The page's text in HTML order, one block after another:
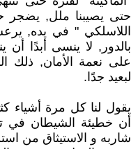
حتى يصيبنا ملل, يضجر
اللاسلكي " في يده,
بالدور, لا ينسى أبدًا أن
على نعمة الأمان, ذلك
لبعيد جدًا.
يقول لنا كل مرة أشياء
أن خطيئة الشيطان في
شاربه و الاستيثاق من